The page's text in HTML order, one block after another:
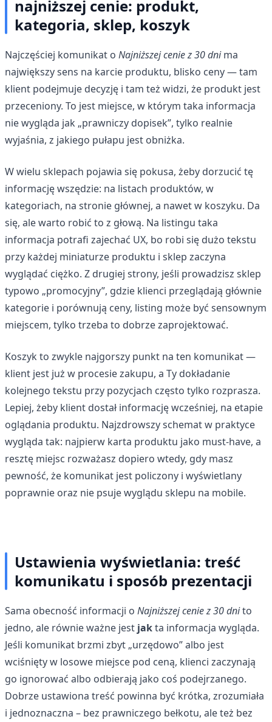
najniższej cenie: produkt,
kategoria, sklep, koszyk
Najczęściej komunikat o Najniższej cenie z 30 dnima
największy sens na karcie produktu, blisko ceny — tam
klient podejmuje decyzję i tam też widzi, że produkt jest
przeceniony. To jest miejsce, w którym taka informacja
nie wygląda jak „prawniczy dopisek”, tylko realnie
wyjaśnia, z jakiego pułapu jest obniżka.
W wielu sklepach pojawia się pokusa, żeby dorzucić tę
informację wszędzie: na listach produktów, w
kategoriach, na stronie głównej, a nawet w koszyku. Da
się, ale warto robić to z głową. Na listingu taka
informacja potrafi zajechać UX, bo robi się dużo tekstu
przy każdej miniaturze produktu i sklep zaczyna
wyglądać ciężko. Z drugiej strony, jeśli prowadzisz sklep
typowo „promocyjny”, gdzie klienci przeglądają głównie
kategorie i porównują ceny, listing może być sensownym
miejscem, tylko trzeba to dobrze zaprojektować.
Koszyk to zwykle najgorszy punkt na ten komunikat —
klient jest już w procesie zakupu, a Ty dokładanie
kolejnego tekstu przy pozycjach często tylko rozprasza.
Lepiej, żeby klient dostał informację wcześniej, na etapie
oglądania produktu. Najzdrowszy schemat w praktyce
wygląda tak: najpierw karta produktu jako must-have, a
resztę miejsc rozważasz dopiero wtedy, gdy masz
pewność, że komunikat jest policzony i wyświetlany
poprawnie oraz nie psuje wyglądu sklepu na mobile.
Ustawienia wyświetlania: treść
komunikatu i sposób prezentacji
Sama obecność informacji o Najniższej cenie z 30 dnito
jedno, ale równie ważne jest jakta informacja wygląda.
Jeśli komunikat brzmi zbyt „urzędowo” albo jest
wciśnięty w losowe miejsce pod ceną, klienci zaczynają
go ignorować albo odbierają jako coś podejrzanego.
Dobrze ustawiona treść powinna być krótka, zrozumiała
i jednoznaczna – bez prawniczego bełkotu, ale też bez